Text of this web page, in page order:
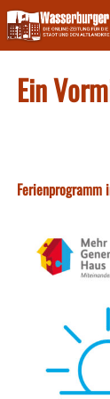
Skip
to
content
Ein
Ferienprogramm